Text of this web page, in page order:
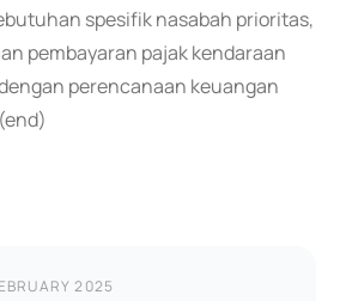
spesifik nasabah prioritas,
pembayaran pajak kendaraan
perencanaan keuangan
2025